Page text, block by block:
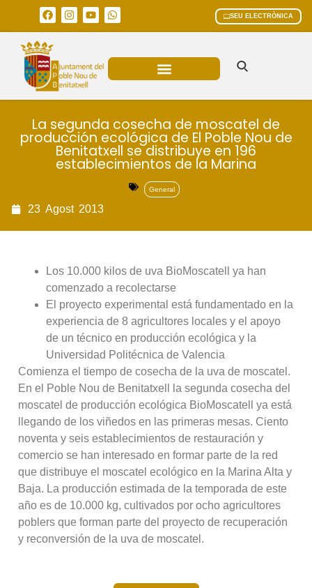
SEU ELECTRÒNICA
La segunda cosecha de moscatel de
producción ecológica de El Poble Nou de
Benitatxell se distribuye en 196
establecimientos de la Marina
General
23 Agost 2013
Los 10.000 kilos de uva BioMoscatell ya han
comenzado a recolectarse
El proyecto experimental está fundamentado en la
experiencia de 8 agricultores locales y el apoyo
de un técnico en producción ecológica y la
Universidad Politécnica de Valencia
Comienza el tiempo de cosecha de la uva de moscatel.
En el Poble Nou de Benitatxell la segunda cosecha del
moscatel de producción ecológica BioMoscatell ya está
llegando de los viñedos en las primeras mesas. Ciento
noventa y seis establecimientos de restauración y
comercio se han interesado en formar parte de la red
que distribuye el moscatel ecológico en la Marina Alta y
Baja. La producción estimada de la temporada de este
año es de 10.000 kg, cultivados por ocho agricultores
poblers que forman parte del proyecto de recuperación
y reconversión de la uva de moscatel.